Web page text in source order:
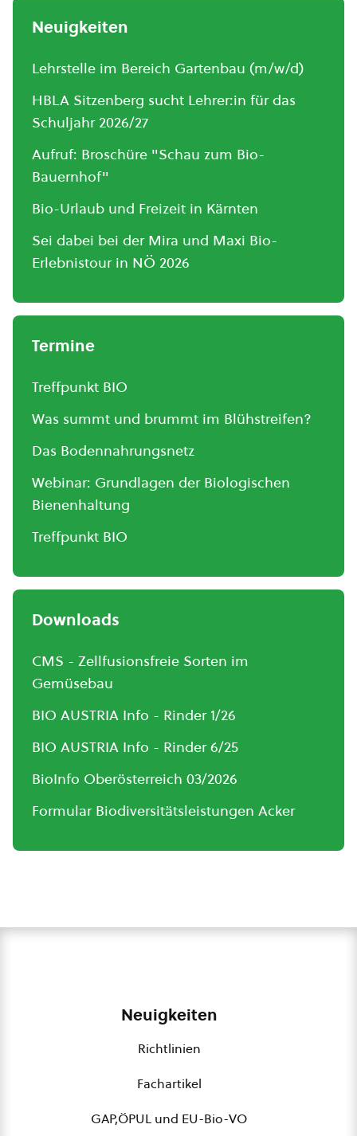
Neuigkeiten
Lehrstelle im Bereich Gartenbau (m/w/d)
HBLA Sitzenberg sucht Lehrer:in für das
Schuljahr 2026/27
Aufruf: Broschüre "Schau zum Bio-
Bauernhof"
Bio-Urlaub und Freizeit in Kärnten
Sei dabei bei der Mira und Maxi Bio-
Erlebnistour in NÖ 2026
Termine
Treffpunkt BIO
Was summt und brummt im Blühstreifen?
Das Bodennahrungsnetz
Webinar: Grundlagen der Biologischen
Bienenhaltung
Treffpunkt BIO
Downloads
CMS - Zellfusionsfreie Sorten im
Gemüsebau
BIO AUSTRIA Info - Rinder 1/26
BIO AUSTRIA Info - Rinder 6/25
BioInfo Oberösterreich 03/2026
Formular Biodiversitätsleistungen Acker
Neuigkeiten
Richtlinien
Fachartikel
GAP,ÖPUL und EU-Bio-VO